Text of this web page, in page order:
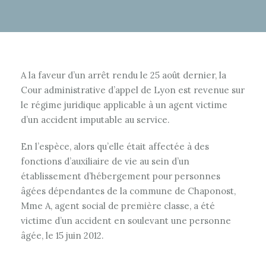
A la faveur d’un arrêt rendu le 25 août dernier, la
Cour administrative d’appel de Lyon est revenue sur
le régime juridique applicable à un agent victime
d’un accident imputable au service.
En l’espèce, alors qu’elle était affectée à des
fonctions d’auxiliaire de vie au sein d’un
établissement d’hébergement pour personnes
âgées dépendantes de la commune de Chaponost,
Mme A, agent social de première classe, a été
victime d’un accident en soulevant une personne
âgée, le 15 juin 2012.